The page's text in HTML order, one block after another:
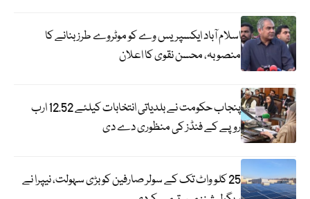
اسلام آباد ایکسپریس وے کو موٹروے طرز بنانے کا
منصوبہ، محسن نقوی کا اعلان
پنجاب حکومت نے بلدیاتی انتخابات کیلئے 12.52 ارب
روپے کے فنڈز کی منظوری دے دی
25 کلو واٹ تک کے سولر صارفین کو بڑی سہولت، نیپرا نے